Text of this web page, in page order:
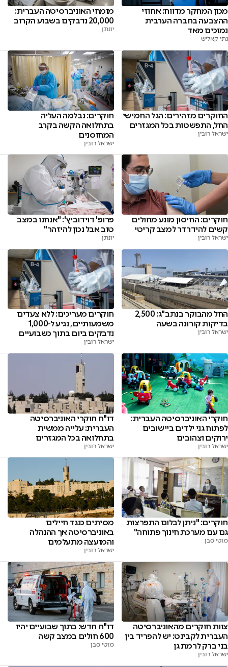
מכון המחקר מדווח: אחוזי
ההצבעה בחברה הערבית
נמוכים מאד
נתי קאליש
מומחי האוניברסיטה העברית:
20,000 נדבקים בשבוע הקרוב
יונתן
החוקרים מזהירים: הגל החמישי
החל, התפשטות בכל המגזרים
ישראל רובין
חוקרים: נבלמה העליה
בתחלואה הקשה בקרב
המחוסנים
ישראל רובין
חוקרים: החיסון מונע מחולים
קשים להידרדר למצב קריטי
ישראל רובין
פרופ' דוידוביץ': "אנחנו במצב
טוב אבל נכון להיזהר"
יונתן
החל מהבוקר בנתב"ג: 2,500
בדיקות קורונה בשעה
ישראל רובין
חוקרים מעריכים: ללא צעדים
משמעותיים, נגיע ל-1,000
נדבקים ביום בתוך כשבועיים
ישראל רובין
חוקרי האוניברסיטה העברית:
לפתוח גני ילדים ביישובים
ירוקים וצהובים
ישראל רובין
דו"ח חוקרי האוניברסיטה
העברית: עלייה ממשית
בתחלואה בכל המגזרים
ישראל רובין
חוקרים: "ניתן לבלום התפרצות
גם עם מערכת חינוך פתוחה"
מוטי סבן
מסיתים כנגד חיילים
באוניברסיטה אך ההנהלה
והמועצה מתעלמים
ישראל רובין
צוות חוקרים מהאוניברסיטה
העברית לקבינט: יש להפריד בין
בני ברק לרמת גן
ישראל רובין
דו"ח חדש: בתוך שבועיים יהיו
600 חולים במצב קשה
מוטי סבן